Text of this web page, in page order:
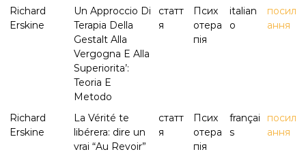
Richard
Erskine
Un Approccio Di
Terapia Della
Gestalt Alla
Vergogna E Alla
Superiorita’:
Teoria E
Metodo
статт
я
Псих
отера
пія
italian
o
посил
ання
Richard
Erskine
La Vérité te
libérera: dire un
vrai “Au Revoir”
статт
я
Псих
отера
пія
françai
s
посил
ання